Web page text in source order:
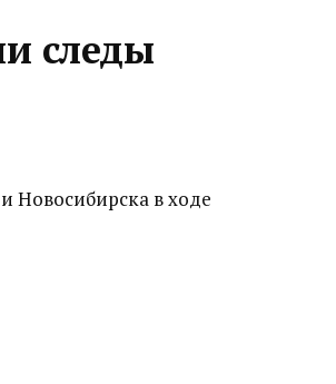
следы
Новосибирска в ходе